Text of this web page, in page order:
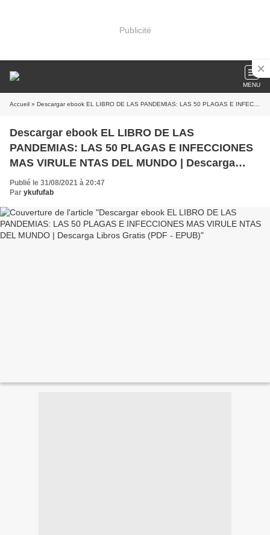
Publicité
MENU
Accueil » Descargar ebook EL LIBRO DE LAS PANDEMIAS: LAS 50 PLAGAS E INFECCIONES MAS VIRULE NTAS DEL MUNDO | Descarga Libros Gratis (PDF - EPUB)
Descargar ebook EL LIBRO DE LAS
PANDEMIAS: LAS 50 PLAGAS E INFECCIONES
MAS VIRULE NTAS DEL MUNDO | Descarga
Libros Gratis (PDF - EPUB)
Publié le 31/08/2021 à 20:47
Par ykufufab